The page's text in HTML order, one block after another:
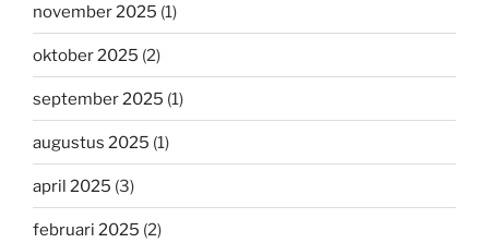
november 2025 (1)
oktober 2025 (2)
september 2025 (1)
augustus 2025 (1)
april 2025 (3)
februari 2025 (2)